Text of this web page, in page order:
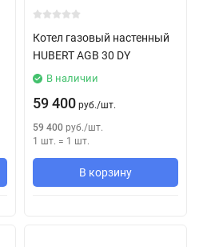
Котел газовый настенный
HUBERT AGB 30 DY
В наличии
59 400 руб./шт.
59 400 руб./шт.
1 шт. = 1 шт.
В корзину